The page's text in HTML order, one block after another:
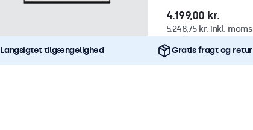
4.199,00 kr.
5.248,75 kr. inkl. moms
Langsigtet tilgængelighed Gratis fragt og retur